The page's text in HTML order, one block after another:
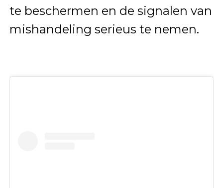
te beschermen en de signalen van
mishandeling serieus te nemen.